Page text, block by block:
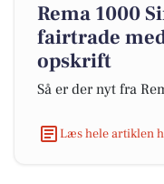
Rema 1000
fairtrade
opskrift
Så er der nyt fra
Læs hele artiklen